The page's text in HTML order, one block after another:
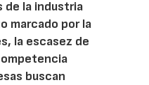
de la industria
marcado por la
la escasez de
buscan